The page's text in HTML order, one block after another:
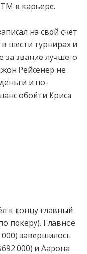
в карьере.
на свой счёт
шести турнирах и
за звание лучшего
Рейсенер не
и по-
обойти Криса
к концу главный
покеру). Главное
000) завершилось
000) и Аарона